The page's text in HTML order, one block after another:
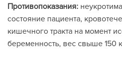
Противопоказания:
состояние пациента,
кишечного тракта на момент
беременность, вес свыше 150